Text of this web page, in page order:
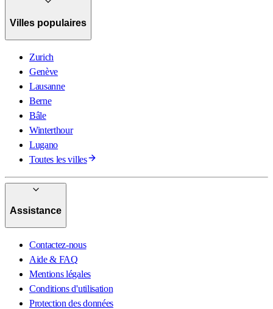
Villes populaires
Zurich
Genève
Lausanne
Berne
Bâle
Winterthour
Lugano
Toutes les villes
Assistance
Contactez-nous
Aide & FAQ
Mentions légales
Conditions d'utilisation
Protection des données